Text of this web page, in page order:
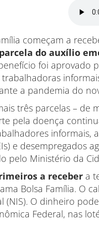
começam a
do auxílio
foi aprovado
a pandemia do
três parcelas – de
pela doença
informais,
e desempregados
pelo Ministério da
a receber a
Bolsa Família. O
O dinheiro
Federal, nas